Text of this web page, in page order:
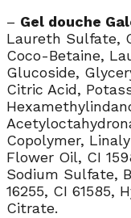
– Gel douche
Laureth Sulfate,
Coco-Betaine,
Glucoside,
Citric Acid,
Copolymer,
Flower Oil, CI
Sodium Sulfate,
16255, CI 61585,
Citrate.